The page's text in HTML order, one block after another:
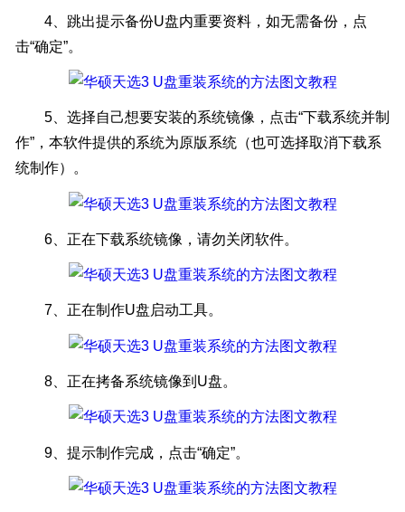
4、跳出提示备份U盘内重要资料，如无需备份，点
击“确定”。
5、选择自己想要安装的系统镜像，点击“下载系统并制
作”，本软件提供的系统为原版系统（也可选择取消下载系
统制作）。
6、正在下载系统镜像，请勿关闭软件。
7、正在制作U盘启动工具。
8、正在拷备系统镜像到U盘。
9、提示制作完成，点击“确定”。